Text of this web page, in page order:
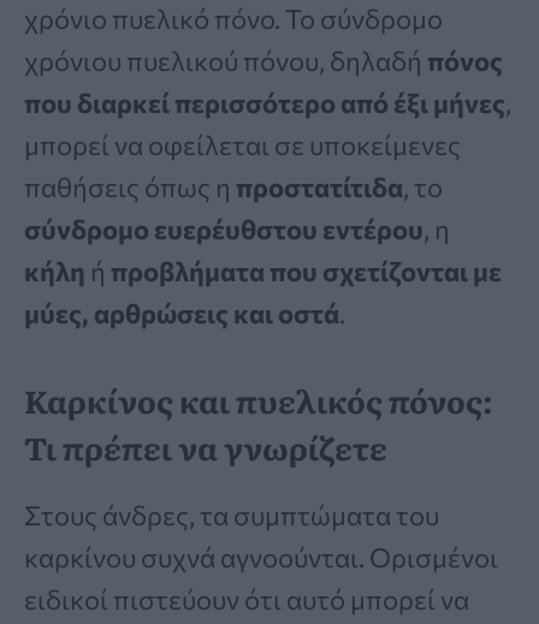
χρόνιο πυελικό πόνο. Το σύνδρομο
χρόνιου πυελικού πόνου, δηλαδή πόνος
που διαρκεί περισσότερο από έξι μήνες,
μπορεί να οφείλεται σε υποκείμενες
παθήσεις όπως η προστατίτιδα, το
σύνδρομο ευερέυθστου εντέρου, η
κήλη ή προβλήματα που σχετίζονται με
μύες, αρθρώσεις και οστά.
Καρκίνος και πυελικός πόνος:
Τι πρέπει να γνωρίζετε
Στους άνδρες, τα συμπτώματα του
καρκίνου συχνά αγνοούνται. Ορισμένοι
ειδικοί πιστεύουν ότι αυτό μπορεί να